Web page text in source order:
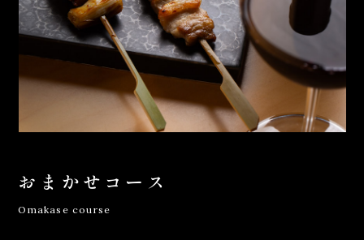
おまかせコース
Omakase course